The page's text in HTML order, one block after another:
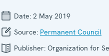
Date: 2 May 2019
Source: Permanent Council
Publisher: Organization for